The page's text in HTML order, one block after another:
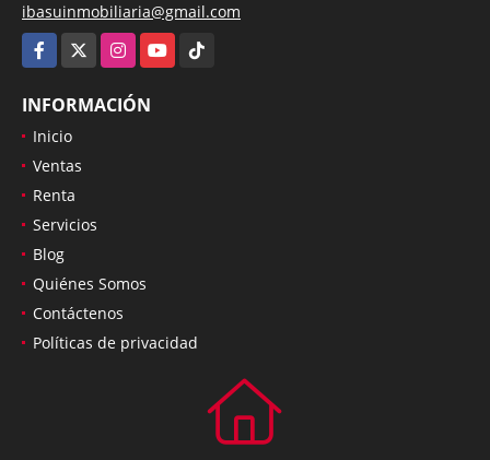
EMAIL
ibasuinmobiliaria@gmail.com
Facebook
X Instagram
YouTube
INFORMACIÓN
Inicio
Ventas
Renta
Servicios
Blog
Quiénes Somos
Contáctenos